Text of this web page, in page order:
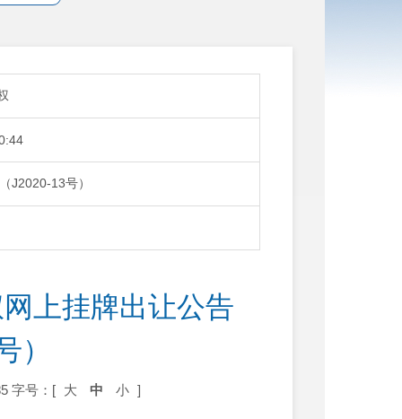
J2020-13号）
上挂牌出让公告
）
字号：[ 大 中 小 ]